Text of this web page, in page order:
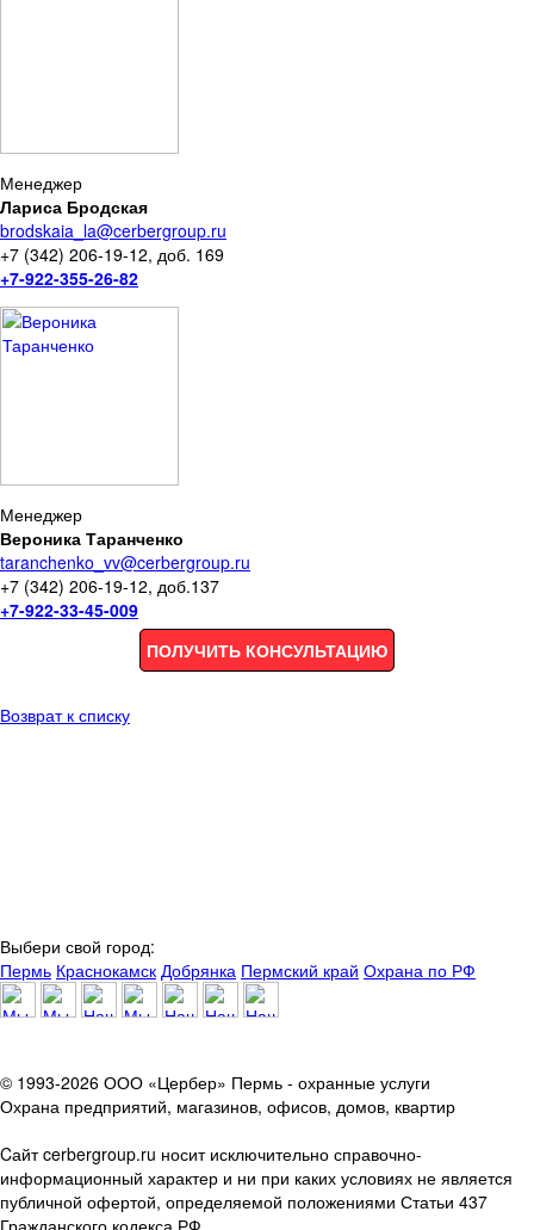
Менеджер
Лариса Бродская
brodskaia_la@cerbergroup.ru
+7 (342) 206-19-12, доб. 169
+7-922-355-26-82
Менеджер
Вероника Таранченко
taranchenko_vv@cerbergroup.ru
+7 (342) 206-19-12, доб.137
+7-922-33-45-009
ПОЛУЧИТЬ КОНСУЛЬТАЦИЮ
Возврат к списку
Выбери свой город:
Пермь Краснокамск Добрянка Пермский край Охрана по РФ
© 1993-2026 ООО «Цербер» Пермь - охранные услуги
Охрана предприятий, магазинов, офисов, домов, квартир
Cайт cerbergroup.ru носит исключительно справочно-
информационный характер и ни при каких условиях не является
публичной офертой, определяемой положениями Статьи 437